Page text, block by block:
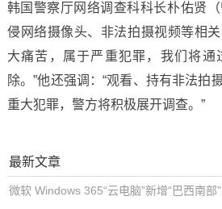
韩国警察厅网络调查科科长朴佑贤（
侵网络摄像头、非法拍摄视频等相
大痛苦，属于严重犯罪，我们将通
除。”他还强调：“观看、持有非法拍
重大犯罪，警方将积极展开调查。”
最新文章